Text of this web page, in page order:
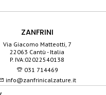
ZANFRINI
Via Giacomo Matteotti, 7
22063 Cantù - Italia
P. IVA:02022540138
031 714469
info@zanfrinicalzature.it